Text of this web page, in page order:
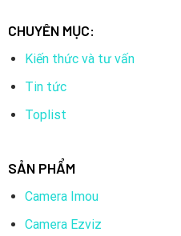
CHUYÊN MỤC:
Kiến thức và tư vấn
Tin tức
Toplist
SẢN PHẨM
Camera Imou
Camera Ezviz